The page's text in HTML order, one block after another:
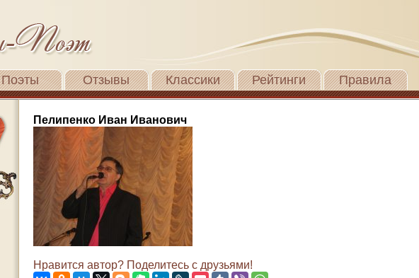
Поэты Отзывы Классики Рейтинги Правила
Пелипенко Иван Иванович
Нравится автор? Поделитесь с друзьями!